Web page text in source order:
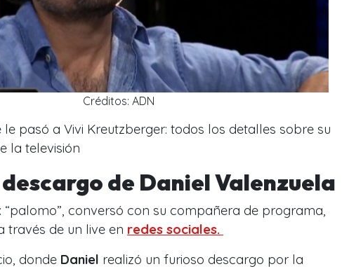
Créditos: ADN
le pasó a Vivi Kreutzberger: todos los detalles sobre su
la televisión
de Daniel Valenzuela
“palomo”, conversó con su compañera de programa,
a través de un live en redes sociales.
donde Daniel realizó un furioso descargo por la